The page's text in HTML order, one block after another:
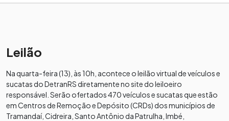
Leilão
Na quarta-feira (13), às 10h, acontece o leilão virtual de veículos e
sucatas do DetranRS diretamente no site do leiloeiro
responsável. Serão ofertados 470 veículos e sucatas que estão
em Centros de Remoção e Depósito (CRDs) dos municípios de
Tramandaí, Cidreira, Santo Antônio da Patrulha, Imbé,